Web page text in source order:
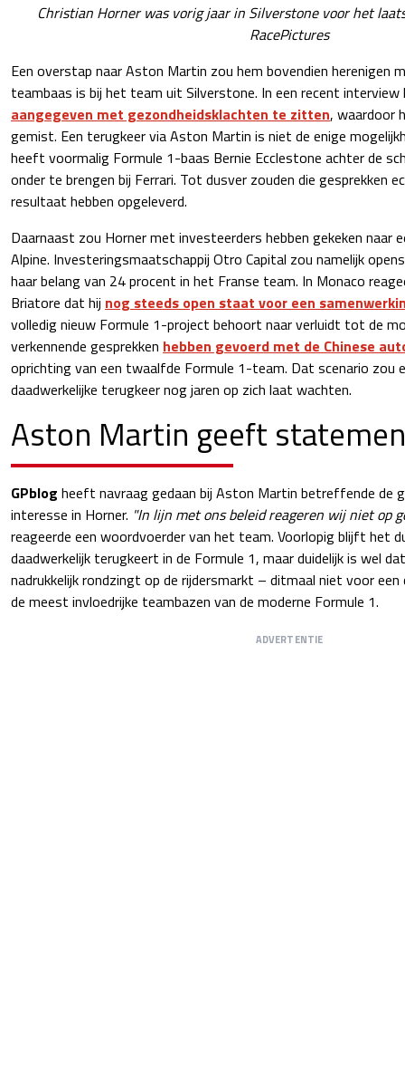
Christian Horner was vorig jaar in Silverstone voor het
RacePictures
Een overstap naar Aston Martin zou hem bovendien herenigen
teambaas is bij het team uit Silverstone. In een recent
aangegeven met gezondheidsklachten te zitten, waardoor
gemist. Een terugkeer via Aston Martin is niet de enige
heeft voormalig Formule 1-baas Bernie Ecclestone achter de
onder te brengen bij Ferrari. Tot dusver zouden die gesprekken
resultaat hebben opgeleverd.
Daarnaast zou Horner met investeerders hebben gekeken naar
Alpine. Investeringsmaatschappij Otro Capital zou namelijk
haar belang van 24 procent in het Franse team. In Monaco
Briatore dat hij nog steeds open staat voor een
volledig nieuw Formule 1-project behoort naar verluidt tot de
verkennende gesprekken hebben gevoerd met de Chinese
oprichting van een twaalfde Formule 1-team. Dat scenario zou
daadwerkelijke terugkeer nog jaren op zich laat wachten.
Aston Martin geeft
GPblog heeft navraag gedaan bij Aston Martin betreffende de
interesse in Horner. "In lijn met ons beleid reageren wij niet op
reageerde een woordvoerder van het team. Voorlopig blijft het
daadwerkelijk terugkeert in de Formule 1, maar duidelijk is wel
nadrukkelijk rondzingt op de rijdersmarkt – ditmaal niet voor een
de meest invloedrijke teambazen van de moderne Formule 1.
ADVERTENTIE